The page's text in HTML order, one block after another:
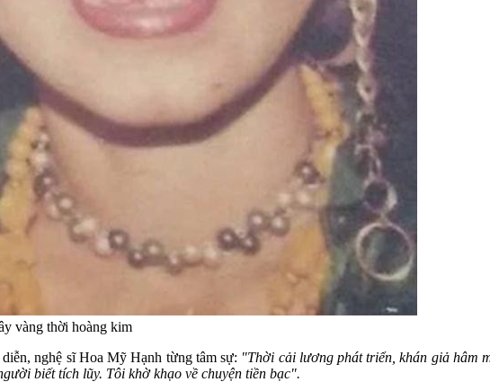
vàng thời hoàng kim
nghệ sĩ Hoa Mỹ Hạnh từng tâm sự: "Thời cải lương phát triển, khán giả hâm
biết tích lũy. Tôi khờ khạo về chuyện tiền bạc".